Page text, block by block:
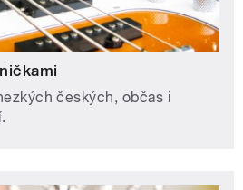
českých, občas i